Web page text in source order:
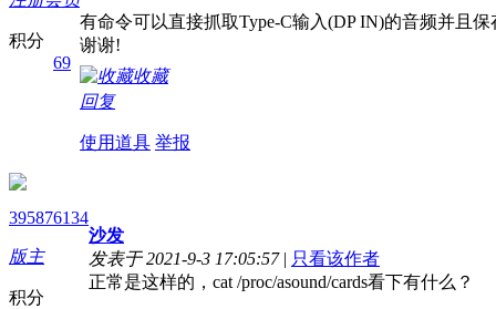
积分
69
有命令可以直接抓取Type-C输入(DP IN)的音频并且
谢谢!
收藏
回复
使用道具 举报
395876134
版主
积分
沙发
发表于 2021-9-3 17:05:57 | 只看该作者
正常是这样的，cat /proc/asound/cards看下有什么？